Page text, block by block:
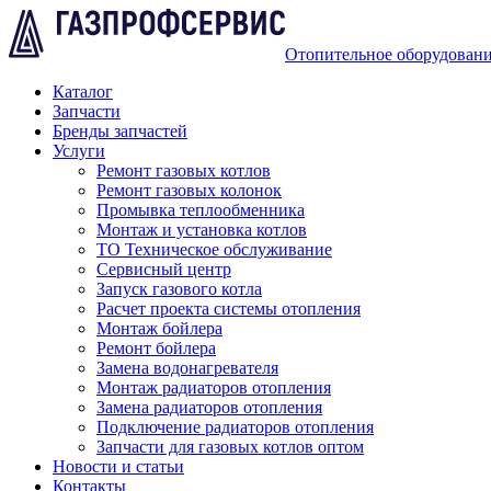
Отопительное
Каталог
Запчасти
Бренды запчастей
Услуги
Ремонт газовых котлов
Ремонт газовых колонок
Промывка теплообменника
Монтаж и установка котлов
ТО Техническое обслуживание
Сервисный центр
Запуск газового котла
Расчет проекта системы отопления
Монтаж бойлера
Ремонт бойлера
Замена водонагревателя
Монтаж радиаторов отопления
Замена радиаторов отопления
Подключение радиаторов отопления
Запчасти для газовых котлов оптом
Новости и статьи
Контакты